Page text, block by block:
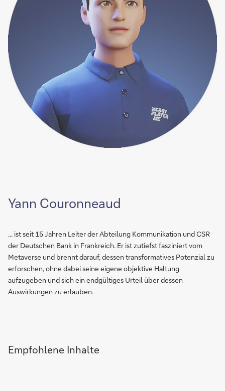
Yann Couronneaud
... ist seit 15 Jahren Leiter der Abteilung Kommunikation und CSR
der Deutschen Bank in Frankreich. Er ist zutiefst fasziniert vom
Metaverse und brennt darauf, dessen transformatives Potenzial zu
erforschen, ohne dabei seine eigene objektive Haltung
aufzugeben und sich ein endgültiges Urteil über dessen
Auswirkungen zu erlauben.
Empfohlene Inhalte